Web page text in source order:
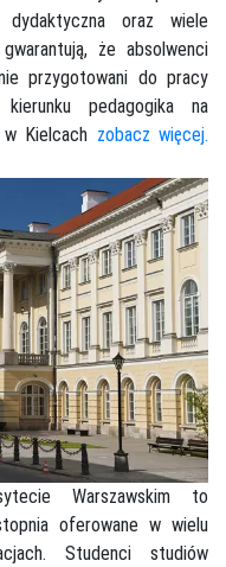
dydaktyczna oraz wiele
że absolwenci
przygotowani do pracy
pedagogika na
Kielcach zobacz więcej.
Warszawskim to
oferowane w wielu
Studenci studiów